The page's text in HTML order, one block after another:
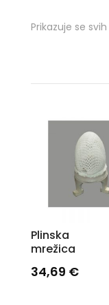
Prikazuje se
Plinska
mrežica
34,69 €